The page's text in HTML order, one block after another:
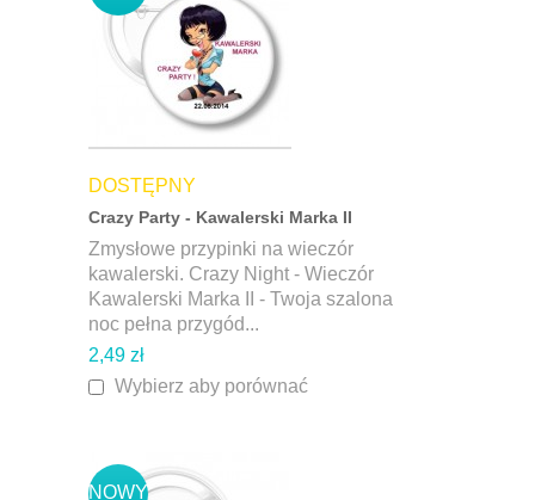
DOSTĘPNY
Crazy Party - Kawalerski Marka II
Zmysłowe przypinki na wieczór
kawalerski. Crazy Night - Wieczór
Kawalerski Marka II - Twoja szalona
noc pełna przygód...
2,49 zł
Wybierz aby porównać
NOWY